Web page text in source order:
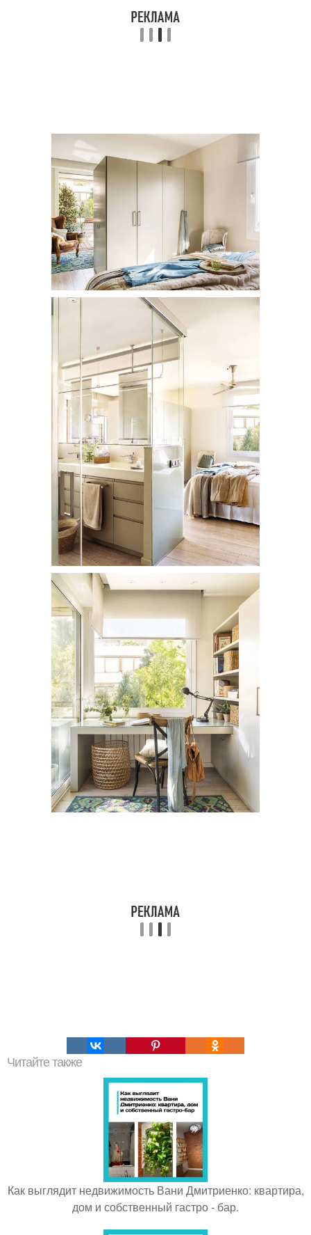
Читайте также
Как выглядит недвижимость Вани Дмитриенко: квартира,
дом и собственный гастро - бар.